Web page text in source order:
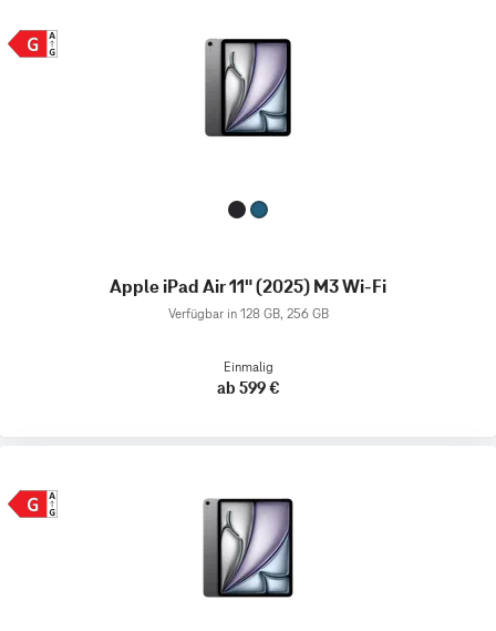
Apple iPad Air 11" (2025) M3 Wi-Fi
Verfügbar in 128 GB, 256 GB
Einmalig
ab 599 €